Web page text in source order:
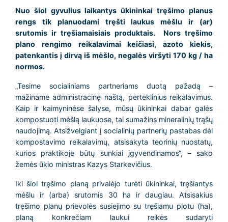
Nuo šiol gyvulius laikantys ūkininkai tręšimo planus
rengs tik planuodami tręšti laukus mėšlu ir (ar)
srutomis ir tręšiamaisiais produktais. Nors tręšimo
plano rengimo reikalavimai keičiasi, azoto kiekis,
patenkantis į dirvą iš mėšlo, negalės viršyti 170 kg / ha
normos.
„Tesime socialiniams partneriams duotą pažadą –
mažiname administracinę naštą, perteklinius reikalavimus.
Kaip ir kaimyninėse šalyse, mūsų ūkininkai dabar galės
kompostuoti mėšlą laukuose, tai sumažins mineralinių trąšų
naudojimą. Atsižvelgiant į socialinių partnerių pastabas dėl
kompostavimo reikalavimų, atsisakyta teorinių nuostatų,
kurios praktikoje būtų sunkiai įgyvendinamos“, – sako
žemės ūkio ministras Kazys Starkevičius.
Iki šiol tręšimo planą privalėjo turėti ūkininkai, tręšiantys
mėšlu ir (arba) srutomis 30 ha ir daugiau. Atsisakius
tręšimo planų prievolės susiejimo su tręšiamu plotu (ha),
planą konkrečiam laukui reikės sudaryti